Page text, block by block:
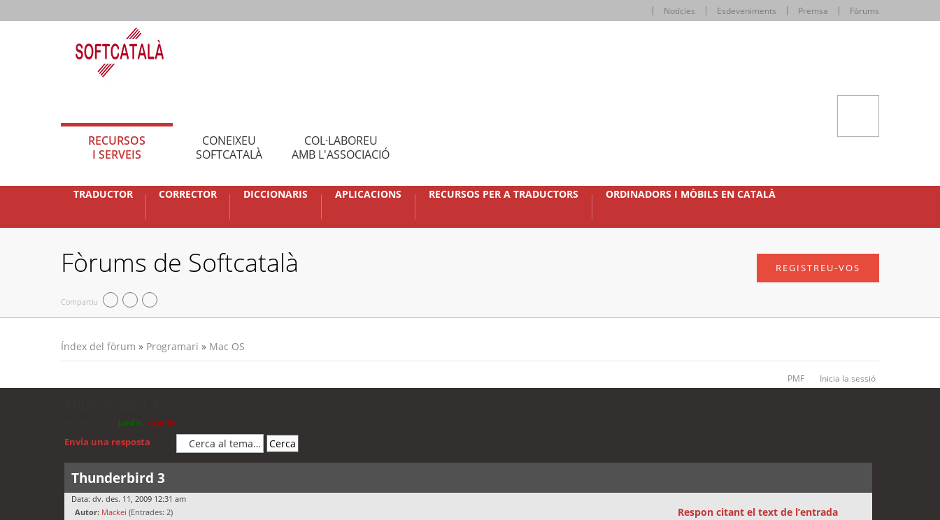
Notícies Esdeveniments Premsa Fòrums
RECURSOS
I SERVEIS
CONEIXEU
SOFTCATALÀ
COL·LABOREU
AMB L'ASSOCIACIÓ
TRADUCTOR CORRECTOR DICCIONARIS APLICACIONS RECURSOS PER A TRADUCTORS ORDINADORS I MÒBILS EN CATALÀ
Fòrums de Softcatalà
Compartiu
REGISTREU-VOS
Índex del fòrum » Programari » Mac OS
PMF Inicia la sessió
jordis cubells
Envia una resposta
Thunderbird 3
Data: dv. des. 11, 2009 12:31 am
Autor: Mackei (Entrades: 2) Respon citant el text de l’entrada